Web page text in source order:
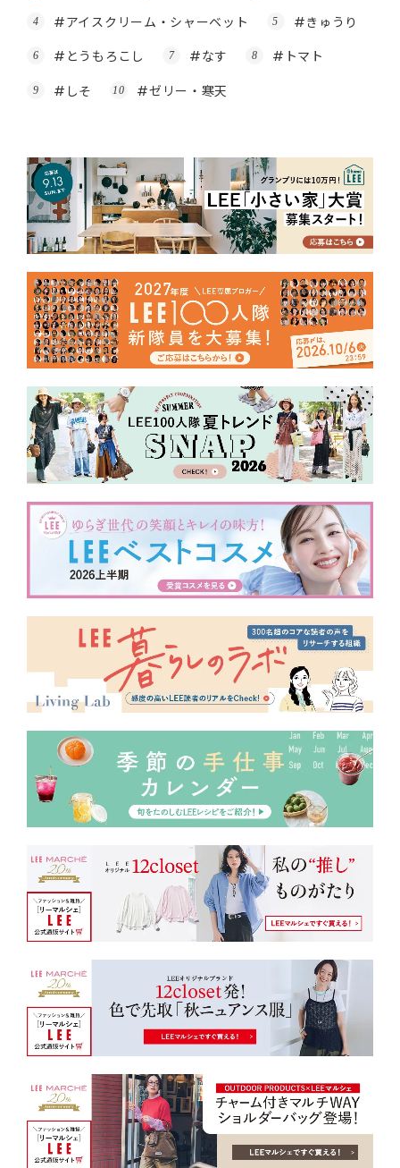
#アイスクリーム・シャーベット
#きゅうり
#とうもろこし
#なす
#トマト
#しそ
#ゼリー・寒天